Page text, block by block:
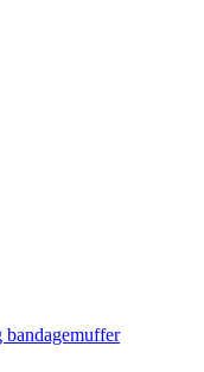
bandagemuffer